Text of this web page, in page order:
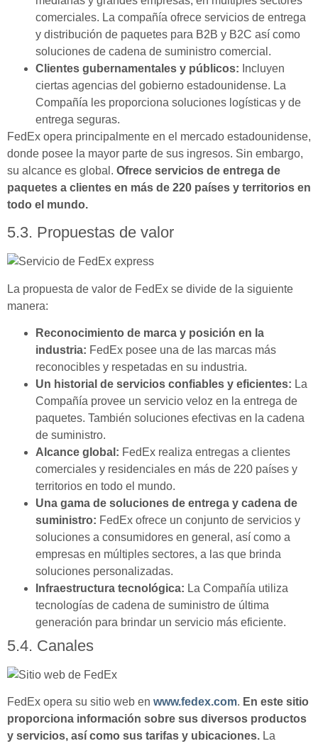
comerciales. La compañía ofrece servicios de entrega
y distribución de paquetes para B2B y B2C así como
soluciones de cadena de suministro comercial.
Clientes gubernamentales y públicos: Incluyen
ciertas agencias del gobierno estadounidense. La
Compañía les proporciona soluciones logísticas y de
entrega seguras.
FedEx opera principalmente en el mercado estadounidense,
donde posee la mayor parte de sus ingresos. Sin embargo,
su alcance es global. Ofrece servicios de entrega de
paquetes a clientes en más de 220 países y territorios en
todo el mundo.
5.3. Propuestas de valor
La propuesta de valor de FedEx se divide de la siguiente
manera:
Reconocimiento de marca y posición en la
industria: FedEx posee una de las marcas más
reconocibles y respetadas en su industria.
Un historial de servicios confiables y eficientes: La
Compañía provee un servicio veloz en la entrega de
paquetes. También soluciones efectivas en la cadena
de suministro.
Alcance global: FedEx realiza entregas a clientes
comerciales y residenciales en más de 220 países y
territorios en todo el mundo.
Una gama de soluciones de entrega y cadena de
suministro: FedEx ofrece un conjunto de servicios y
soluciones a consumidores en general, así como a
empresas en múltiples sectores, a las que brinda
soluciones personalizadas.
Infraestructura tecnológica: La Compañía utiliza
tecnologías de cadena de suministro de última
generación para brindar un servicio más eficiente.
5.4. Canales
FedEx opera su sitio web en www.fedex.com. En este sitio
proporciona información sobre sus diversos productos
y servicios, así como sus tarifas y ubicaciones. La